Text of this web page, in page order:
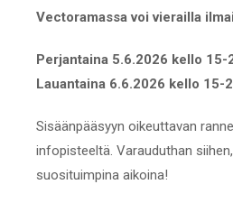
Vectoramassa voi vierailla
Perjantaina 5.6.2026 kello 15-
Lauantaina 6.6.2026 kello 15-
Sisäänpääsyyn oikeuttavan
infopisteeltä. Varauduthan
suosituimpina aikoina!